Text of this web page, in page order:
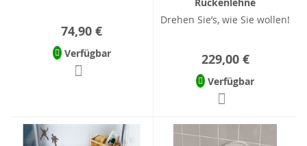
74,90 €
Verfügbar
Drehen Sie’s, wie Sie wollen!
229,00 €
Verfügbar